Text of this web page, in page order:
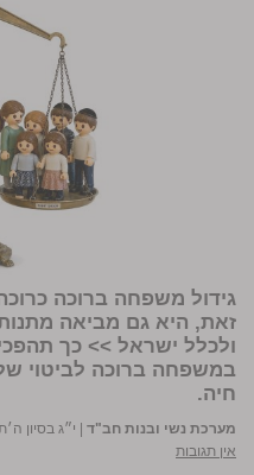
גידול משפחה ברוכה
זאת, היא גם מביאה
ולכלל ישראל >> כך
במשפחה ברוכה לביטוי
חיה.
מערכת נשי ובנות חב"ד י״ג בסיון
אין תגובות